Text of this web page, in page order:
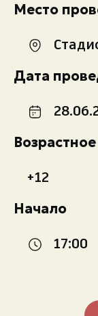
Место
Дата
+12
Начало
17:00